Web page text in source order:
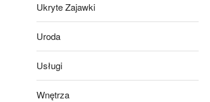
Ukryte Zajawki
Uroda
Usługi
Wnętrza